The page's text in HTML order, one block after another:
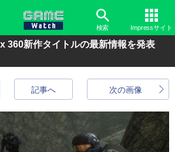
検索 Impressサイト
360新作タイトルの最新情報を発表
次の画像
記事へ